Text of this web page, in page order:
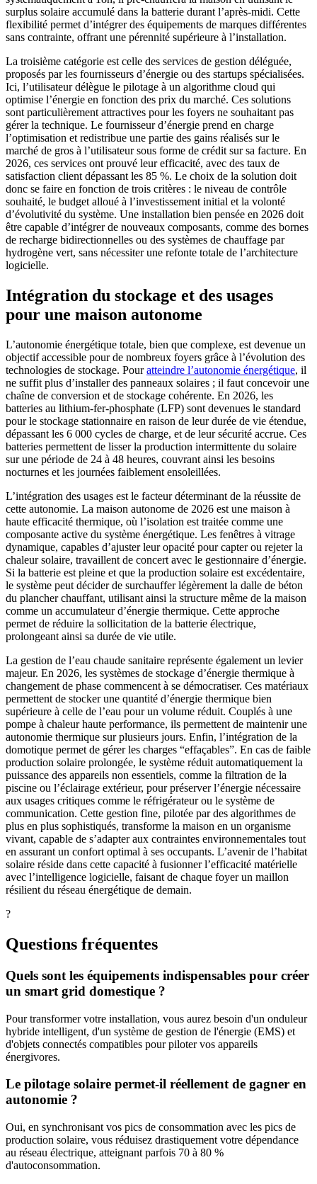
surplus solaire accumulé dans la batterie durant l’après-midi. Cette
flexibilité permet d’intégrer des équipements de marques différentes
sans contrainte, offrant une pérennité supérieure à l’installation.
La troisième catégorie est celle des services de gestion déléguée,
proposés par les fournisseurs d’énergie ou des startups spécialisées.
Ici, l’utilisateur délègue le pilotage à un algorithme cloud qui
optimise l’énergie en fonction des prix du marché. Ces solutions
sont particulièrement attractives pour les foyers ne souhaitant pas
gérer la technique. Le fournisseur d’énergie prend en charge
l’optimisation et redistribue une partie des gains réalisés sur le
marché de gros à l’utilisateur sous forme de crédit sur sa facture. En
2026, ces services ont prouvé leur efficacité, avec des taux de
satisfaction client dépassant les 85 %. Le choix de la solution doit
donc se faire en fonction de trois critères : le niveau de contrôle
souhaité, le budget alloué à l’investissement initial et la volonté
d’évolutivité du système. Une installation bien pensée en 2026 doit
être capable d’intégrer de nouveaux composants, comme des bornes
de recharge bidirectionnelles ou des systèmes de chauffage par
hydrogène vert, sans nécessiter une refonte totale de l’architecture
logicielle.
Intégration du stockage et des usages
pour une maison autonome
L’autonomie énergétique totale, bien que complexe, est devenue un
objectif accessible pour de nombreux foyers grâce à l’évolution des
technologies de stockage. Pouratteindre l’autonomie énergétique, il
ne suffit plus d’installer des panneaux solaires ; il faut concevoir une
chaîne de conversion et de stockage cohérente. En 2026, les
batteries au lithium-fer-phosphate (LFP) sont devenues le standard
pour le stockage stationnaire en raison de leur durée de vie étendue,
dépassant les 6 000 cycles de charge, et de leur sécurité accrue. Ces
batteries permettent de lisser la production intermittente du solaire
sur une période de 24 à 48 heures, couvrant ainsi les besoins
nocturnes et les journées faiblement ensoleillées.
L’intégration des usages est le facteur déterminant de la réussite de
cette autonomie. La maison autonome de 2026 est une maison à
haute efficacité thermique, où l’isolation est traitée comme une
composante active du système énergétique. Les fenêtres à vitrage
dynamique, capables d’ajuster leur opacité pour capter ou rejeter la
chaleur solaire, travaillent de concert avec le gestionnaire d’énergie.
Si la batterie est pleine et que la production solaire est excédentaire,
le système peut décider de surchauffer légèrement la dalle de béton
du plancher chauffant, utilisant ainsi la structure même de la maison
comme un accumulateur d’énergie thermique. Cette approche
permet de réduire la sollicitation de la batterie électrique,
prolongeant ainsi sa durée de vie utile.
La gestion de l’eau chaude sanitaire représente également un levier
majeur. En 2026, les systèmes de stockage d’énergie thermique à
changement de phase commencent à se démocratiser. Ces matériaux
permettent de stocker une quantité d’énergie thermique bien
supérieure à celle de l’eau pour un volume réduit. Couplés à une
pompe à chaleur haute performance, ils permettent de maintenir une
autonomie thermique sur plusieurs jours. Enfin, l’intégration de la
domotique permet de gérer les charges “effaçables”. En cas de faible
production solaire prolongée, le système réduit automatiquement la
puissance des appareils non essentiels, comme la filtration de la
piscine ou l’éclairage extérieur, pour préserver l’énergie nécessaire
aux usages critiques comme le réfrigérateur ou le système de
communication. Cette gestion fine, pilotée par des algorithmes de
plus en plus sophistiqués, transforme la maison en un organisme
vivant, capable de s’adapter aux contraintes environnementales tout
en assurant un confort optimal à ses occupants. L’avenir de l’habitat
solaire réside dans cette capacité à fusionner l’efficacité matérielle
avec l’intelligence logicielle, faisant de chaque foyer un maillon
résilient du réseau énergétique de demain.
?
Questions fréquentes
Quels sont les équipements indispensables pour créer
un smart grid domestique ?
Pour transformer votre installation, vous aurez besoin d'un onduleur
hybride intelligent, d'un système de gestion de l'énergie (EMS) et
d'objets connectés compatibles pour piloter vos appareils
énergivores.
Le pilotage solaire permet-il réellement de gagner en
autonomie ?
Oui, en synchronisant vos pics de consommation avec les pics de
production solaire, vous réduisez drastiquement votre dépendance
au réseau électrique, atteignant parfois 70 à 80 %
d'autoconsommation.